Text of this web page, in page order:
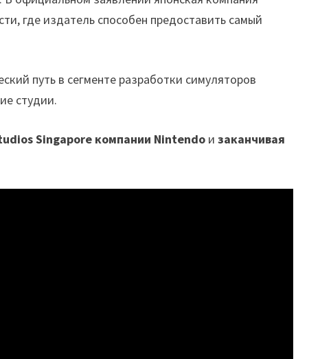
где издатель способен предоставить самый
путь в сегменте разработки симуляторов
студии.
Singapore компании Nintendo изаканчивая